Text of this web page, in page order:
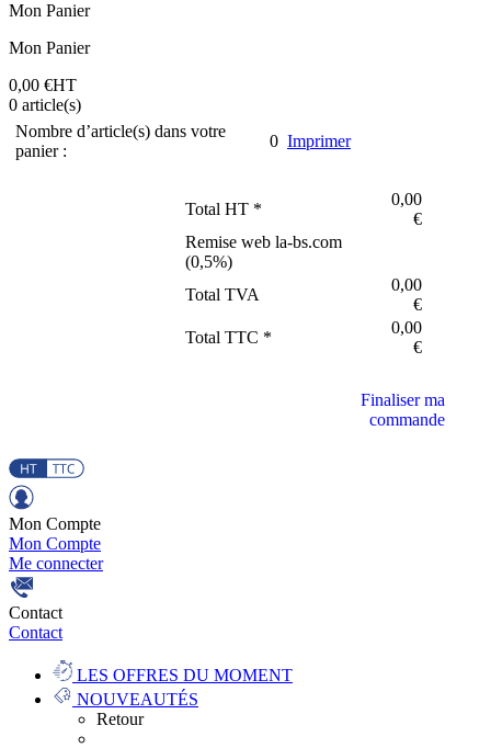
Mon Panier
Mon Panier
0,00 €HT
0 article(s)
Nombre d’article(s) dans votre
panier :
0 Imprimer
Total HT *
0,00
€
Remise web la-bs.com
(0,5%)
Total TVA
0,00
€
Total TTC *
0,00
€
Finaliser ma
commande
Mon Compte
Mon Compte
Me connecter
Contact
Contact
LES OFFRES DU MOMENT
NOUVEAUTÉS
Retour